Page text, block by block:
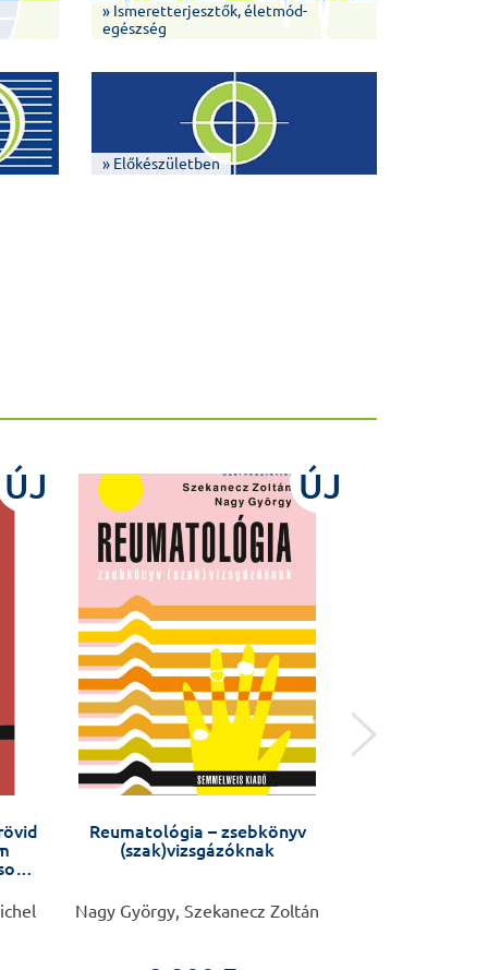
» Ismeretterjesztők, életmód-
egészség
» Előkészületben
ÚJ ÚJ
Reumatológia – zsebkönyv
(szak)vizsgázóknak
Nagy György, Szekanecz Zoltán